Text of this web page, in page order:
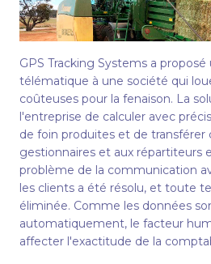
GPS Tracking Systems a
télématique à une société qui
coûteuses pour la fenaison. La
l'entreprise de calculer avec
de foin produites et de transférer
gestionnaires et aux répartiteurs
problème de la communication
les clients a été résolu, et toute
éliminée. Comme les données
automatiquement, le facteur
affecter l'exactitude de la